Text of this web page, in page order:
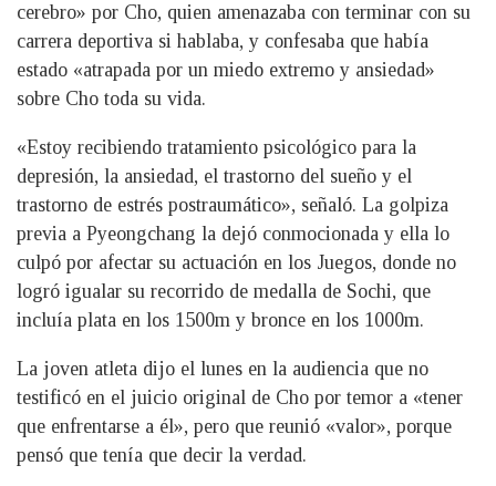
cerebro» por Cho, quien amenazaba con terminar con su
carrera deportiva si hablaba, y confesaba que había
estado «atrapada por un miedo extremo y ansiedad»
sobre Cho toda su vida.
«Estoy recibiendo tratamiento psicológico para la
depresión, la ansiedad, el trastorno del sueño y el
trastorno de estrés postraumático», señaló. La golpiza
previa a Pyeongchang la dejó conmocionada y ella lo
culpó por afectar su actuación en los Juegos, donde no
logró igualar su recorrido de medalla de Sochi, que
incluía plata en los 1500m y bronce en los 1000m.
La joven atleta dijo el lunes en la audiencia que no
testificó en el juicio original de Cho por temor a «tener
que enfrentarse a él», pero que reunió «valor», porque
pensó que tenía que decir la verdad.